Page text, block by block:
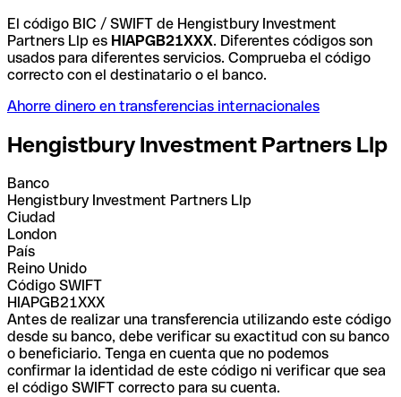
El código BIC / SWIFT de Hengistbury Investment
Partners Llp es HIAPGB21XXX. Diferentes códigos son
usados para diferentes servicios. Comprueba el código
correcto con el destinatario o el banco.
Ahorre dinero en transferencias internacionales
Hengistbury Investment Partners Llp
Banco
Hengistbury Investment Partners Llp
Ciudad
London
País
Reino Unido
Código SWIFT
HIAPGB21XXX
Antes de realizar una transferencia utilizando este código
desde su banco, debe verificar su exactitud con su banco
o beneficiario. Tenga en cuenta que no podemos
confirmar la identidad de este código ni verificar que sea
el código SWIFT correcto para su cuenta.